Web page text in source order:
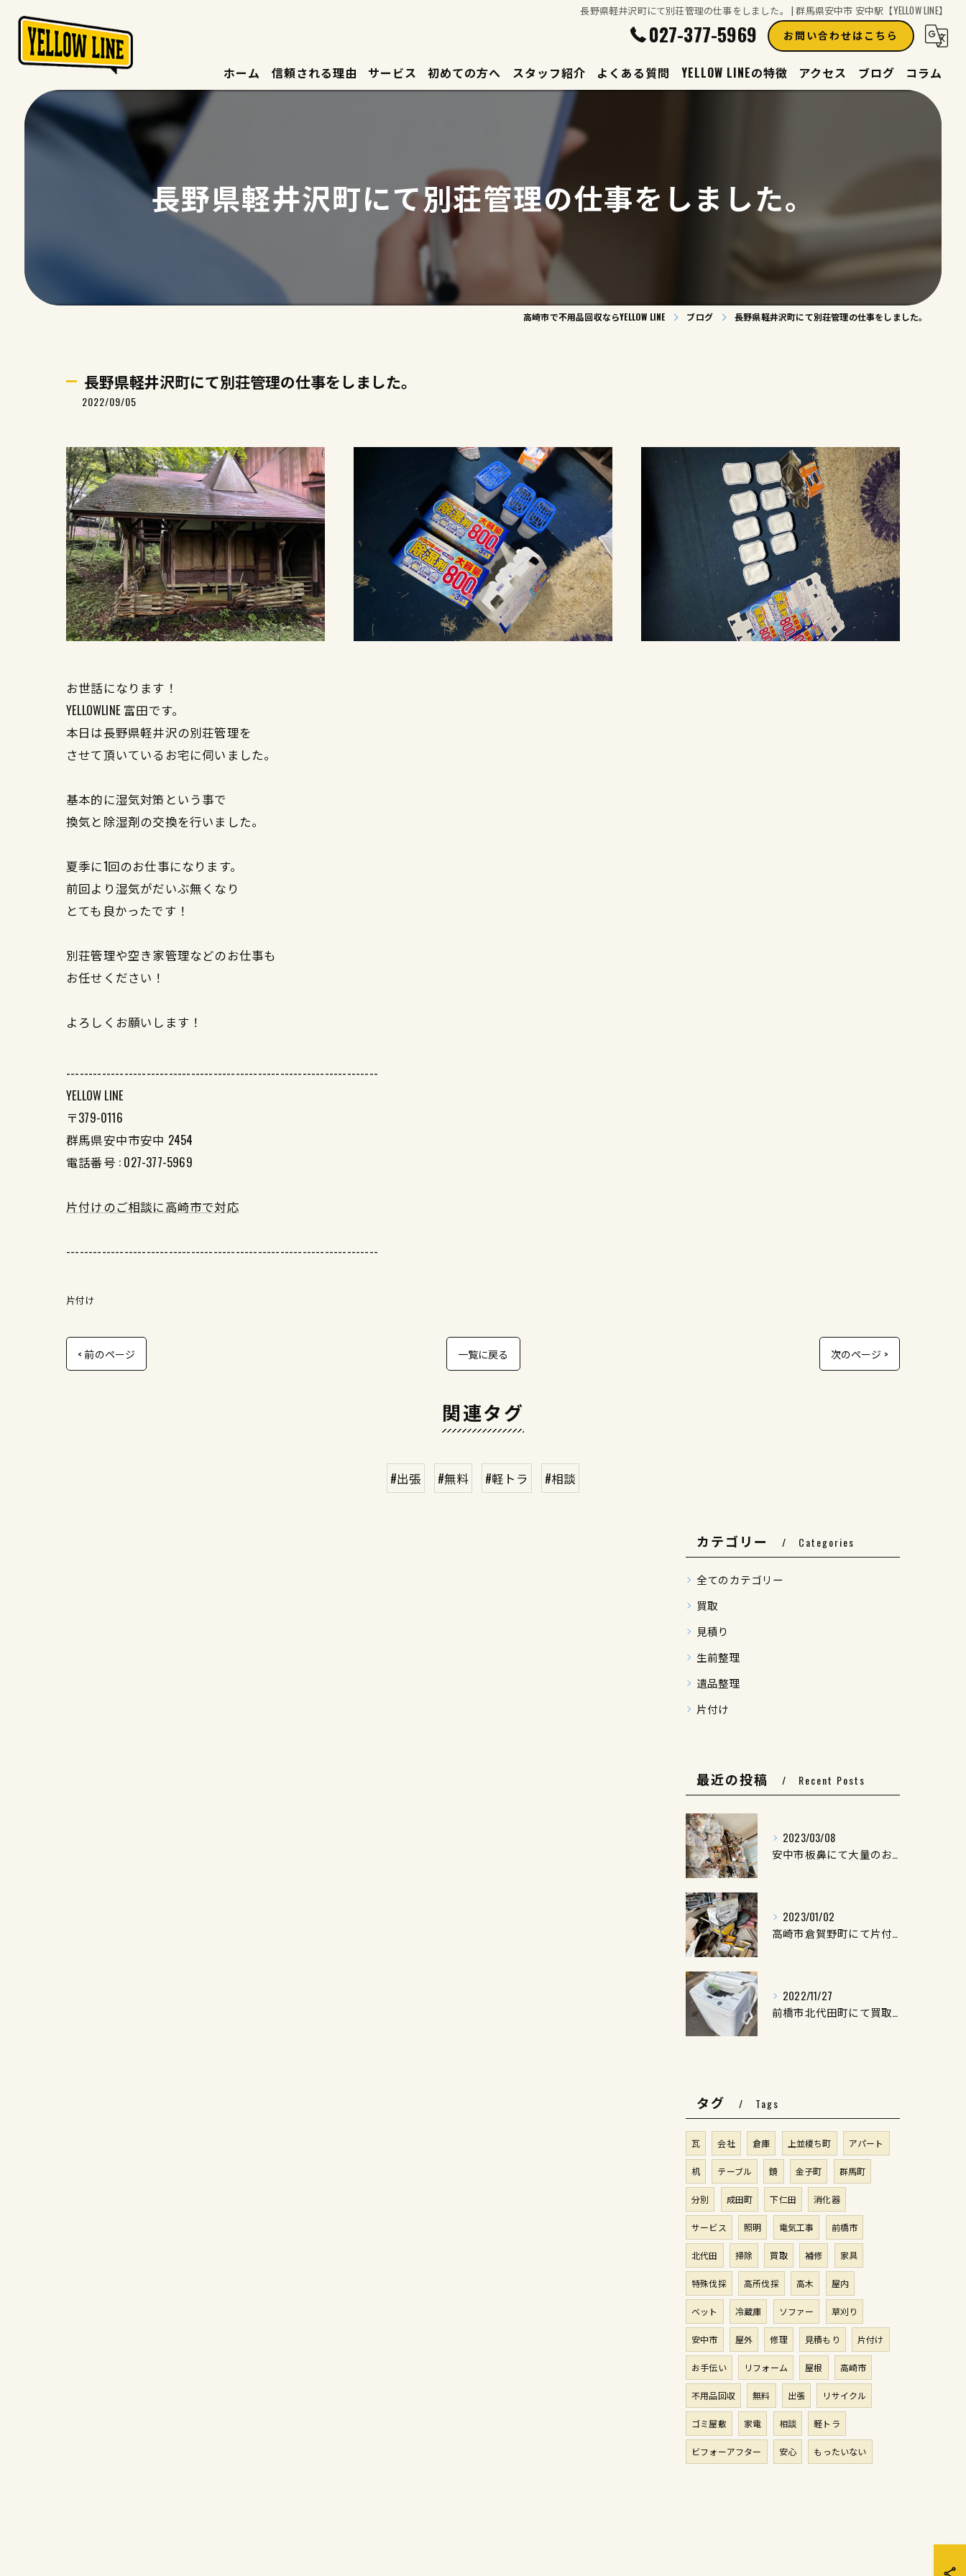
長野県軽井沢町にて別荘管理の仕事をしました。 | 群馬県安中市 安中駅【YELLOW LINE】
027-377-5969 お問い合わせはこちら
ホーム 信頼される理由 サービス 初めての方へ スタッフ紹介 よくある質問 YELLOW LINEの特徴
生前整理
アクセス ブログ コラム
長野県軽井沢町にて別荘管理の仕事をしました。
高崎市で不用品回収ならYELLOW LINE ブログ 長野県軽井沢町にて別荘管理の仕事をしました。
長野県軽井沢町にて別荘管理の仕事をしました。
2022/09/05
お世話になります！
YELLOWLINE 富田です。
本日は長野県軽井沢の別荘管理を
させて頂いているお宅に伺いました。
基本的に湿気対策という事で
換気と除湿剤の交換を行いました。
夏季に1回のお仕事になります。
前回より湿気がだいぶ無くなり
とても良かったです！
別荘管理や空き家管理などのお仕事も
お任せください！
よろしくお願いします！
----------------------------------------------------------------------
YELLOW LINE
〒379-0116
群馬県安中市安中 2454
電話番号 : 027-377-5969
片付けのご相談に高崎市で対応
----------------------------------------------------------------------
片付け
< 前のページ 一覧に戻る 次のページ >
関連タグ
#出張 #無料 #軽トラ #相談
カテゴリー Categories
全てのカテゴリー
買取
見積り
生前整理
遺品整理
片付け
最近の投稿 Recent Posts
2023/03/08
安中市板鼻にて大量のお片付けを行いました。
2023/01/02
高崎市倉賀野町にて片付け作業をさせて頂きました。
2022/11/27
前橋市北代田町にて買取処分を行いました。
タグ Tags
瓦 会社 倉庫 上並榎ち町 アパート
机 テーブル 鏡 金子町 群馬町
分別 成田町 下仁田 消化器
サービス 照明 電気工事 前橋市
北代田 掃除 買取 補修 家具
特殊伐採 高所伐採 高木 屋内
ベット 冷蔵庫 ソファー 草刈り
安中市 屋外 修理 見積もり 片付け
お手伝い リフォーム 屋根 高崎市
不用品回収 無料 出張 リサイクル
ゴミ屋敷 家電 相談 軽トラ
ビフォーアフター 安心 もったいない